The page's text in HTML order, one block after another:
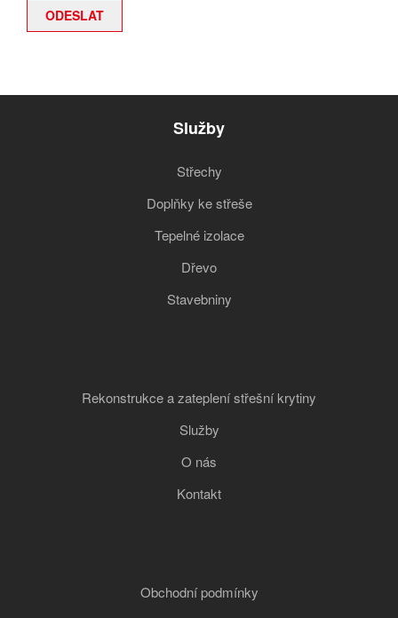
Služby
Střechy
Doplňky ke střeše
Tepelné izolace
Dřevo
Stavebniny
Rekonstrukce a zateplení střešní krytiny
Služby
O nás
Kontakt
Obchodní podmínky